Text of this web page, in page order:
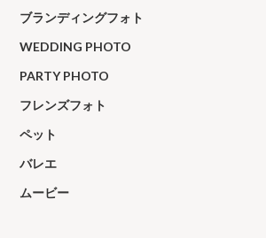
ブランディングフォト
WEDDING PHOTO
PARTY PHOTO
フレンズフォト
ペット
バレエ
ムービー